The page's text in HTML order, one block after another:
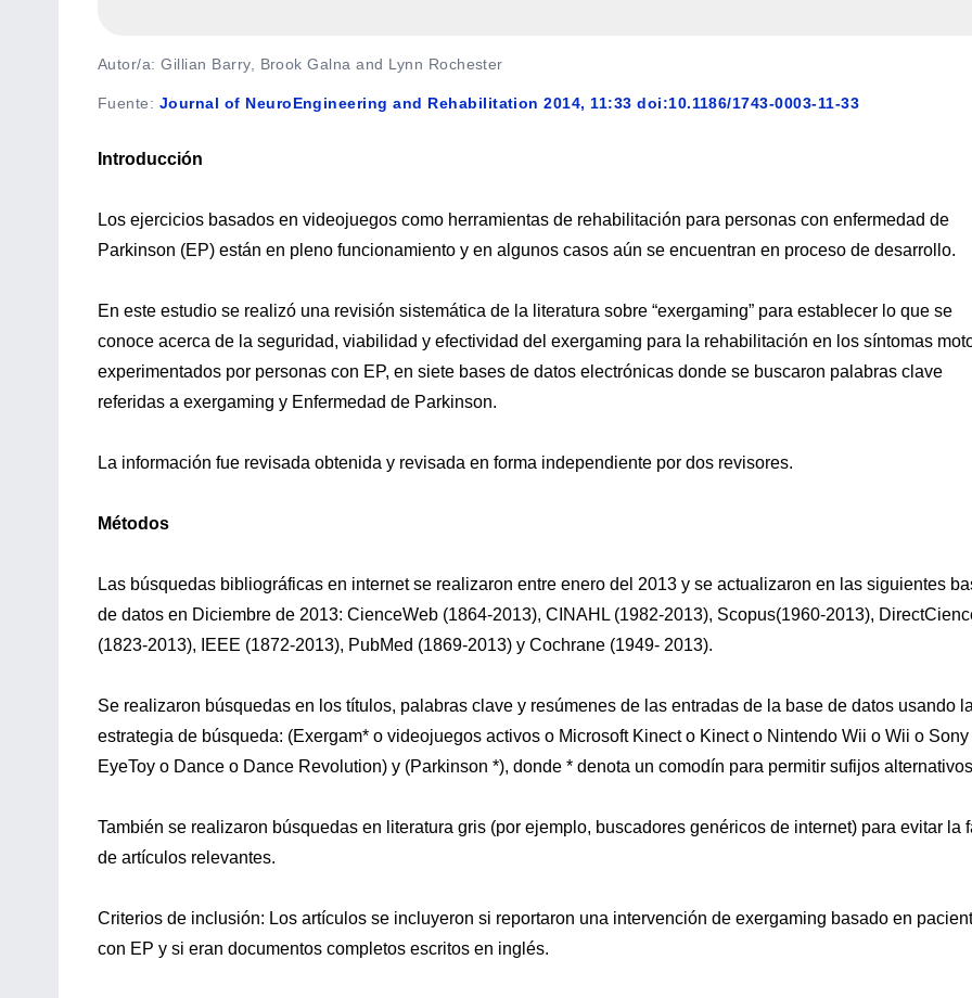
Autor/a: Gillian Barry, Brook Galna and Lynn Rochester
Fuente: Journal of NeuroEngineering and Rehabilitation 2014, 11:33 doi:10.1186/1743-0003-11-33
Introducción
Los ejercicios basados en videojuegos como herramientas de rehabilitación para personas con enfermedad de
Parkinson (EP) están en pleno funcionamiento y en algunos casos aún se encuentran en proceso de desarrollo.
En este estudio se realizó una revisión sistemática de la literatura sobre “exergaming” para establecer lo que se
conoce acerca de la seguridad, viabilidad y efectividad del exergaming para la rehabilitación en los síntomas
experimentados por personas con EP, en siete bases de datos electrónicas donde se buscaron palabras clave
referidas a exergaming y Enfermedad de Parkinson.
La información fue revisada obtenida y revisada en forma independiente por dos revisores.
Métodos
Las búsquedas bibliográficas en internet se realizaron entre enero del 2013 y se actualizaron en las siguientes
de datos en Diciembre de 2013: CienceWeb (1864-2013), CINAHL (1982-2013), Scopus(1960-2013),
(1823-2013), IEEE (1872-2013), PubMed (1869-2013) y Cochrane (1949- 2013).
Se realizaron búsquedas en los títulos, palabras clave y resúmenes de las entradas de la base de datos usando la
estrategia de búsqueda: (Exergam* o videojuegos activos o Microsoft Kinect o Kinect o Nintendo Wii o Wii o Sony
EyeToy o Dance o Dance Revolution) y (Parkinson *), donde * denota un comodín para permitir sufijos
También se realizaron búsquedas en literatura gris (por ejemplo, buscadores genéricos de internet) para evitar la
de artículos relevantes.
Criterios de inclusión: Los artículos se incluyeron si reportaron una intervención de exergaming basado en
con EP y si eran documentos completos escritos en inglés.